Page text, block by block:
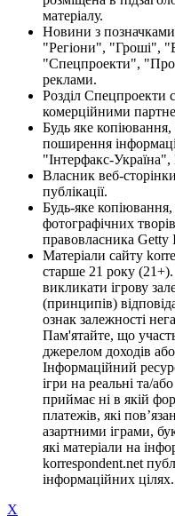
матеріалу.
Новини з
"Регіони", "Гроші",
"Спецпроекти",
реклами.
Розділ Спецпроекти
комерційними
Будь яке
поширення
"Інтерфакс-
Власник веб-
публікації.
Будь-яке
фотографічних
правовласника Getty
Матеріали сайту
старше 21 року
викликати ігрову
(принципів)
ознак залежності
Пам'ятайте, що
джерелом доходів
Інформаційний
ігри на реальні та/
приймає ні в якій
платежів, які
азартними іграми,
які матеріали на
korrespondent.net
інформаційних цілях.
X